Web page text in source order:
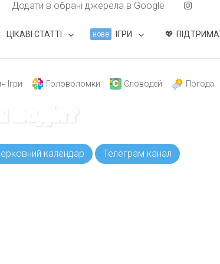
Додати в обрані джерела в Google
ЦІКАВІ СТАТТІ нове ІГРИ
Ігри Головоломки Словодей Погода
подія?
календар Телеграм канал